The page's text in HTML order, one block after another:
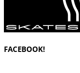
FACEBOOK!